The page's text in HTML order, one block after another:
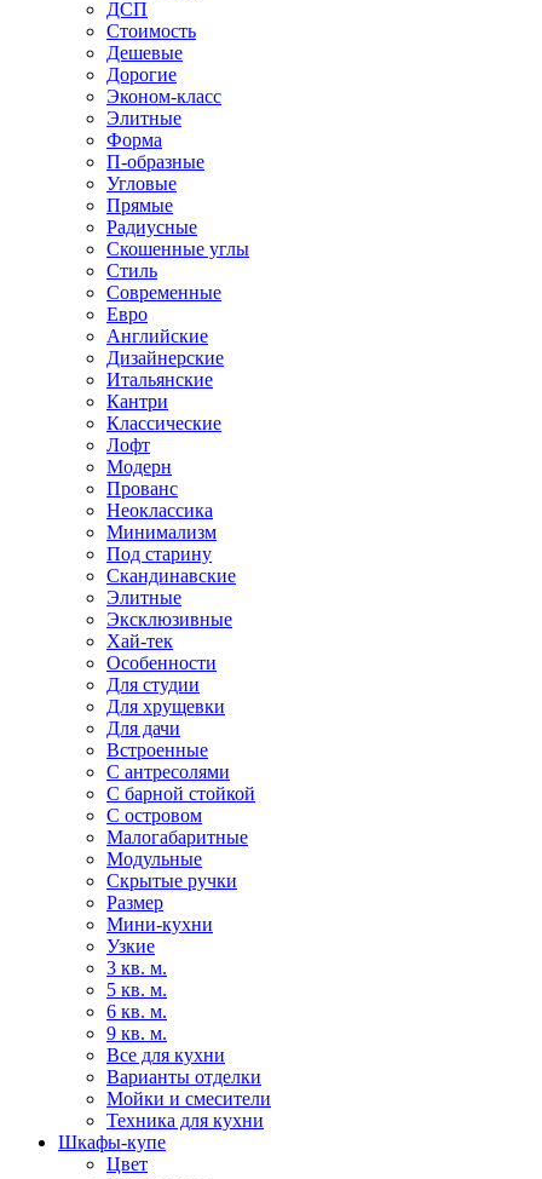
ДСП
Стоимость
Дешевые
Дорогие
Эконом-класс
Элитные
Форма
П-образные
Угловые
Прямые
Радиусные
Скошенные углы
Стиль
Современные
Евро
Английские
Дизайнерские
Итальянские
Кантри
Классические
Лофт
Модерн
Прованс
Неоклассика
Минимализм
Под старину
Скандинавские
Элитные
Эксклюзивные
Хай-тек
Особенности
Для студии
Для хрущевки
Для дачи
Встроенные
С антресолями
С барной стойкой
С островом
Малогабаритные
Модульные
Скрытые ручки
Размер
Мини-кухни
Узкие
3 кв. м.
5 кв. м.
6 кв. м.
9 кв. м.
Все для кухни
Варианты отделки
Мойки и смесители
Техника для кухни
Шкафы-купе
Цвет